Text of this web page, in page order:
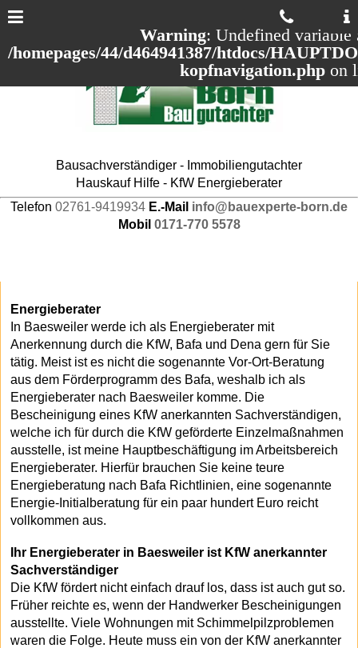
Warning: Undefined variable
/homepages/44/d464941387/htdocs/
kopfnavigation.php on
Bausachverständiger - Immobiliengutachter
Hauskauf Hilfe - KfW Energieberater
Telefon 02761-9419934 E.-Mail info@bauexperte-born.de
Mobil 0171-770 5578
Energieberater
In Baesweiler werde ich als Energieberater mit
Anerkennung durch die KfW, Bafa und Dena gern für Sie
tätig. Meist ist es nicht die sogenannte Vor-Ort-Beratung
aus dem Förderprogramm des Bafa, weshalb ich als
Energieberater nach Baesweiler komme. Die
Bescheinigung eines KfW anerkannten Sachverständigen,
welche ich für durch die KfW geförderte Einzelmaßnahmen
ausstelle, ist meine Hauptbeschäftigung im Arbeitsbereich
Energieberater. Hierfür brauchen Sie keine teure
Energieberatung nach Bafa Richtlinien, eine sogenannte
Energie-Initialberatung für ein paar hundert Euro reicht
vollkommen aus.
Ihr Energieberater in Baesweiler ist KfW anerkannter
Sachverständiger
Die KfW fördert nicht einfach drauf los, dass ist auch gut so.
Früher reichte es, wenn der Handwerker Bescheinigungen
ausstellte. Viele Wohnungen mit Schimmelpilzproblemen
waren die Folge. Heute muss ein von der KfW anerkannter